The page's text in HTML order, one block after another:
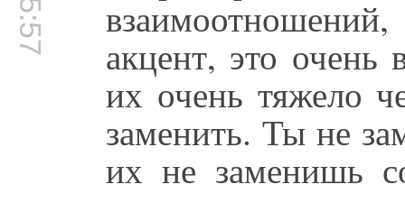
акцент, это
их очень тяжело
заменить. Ты не
их не заменишь